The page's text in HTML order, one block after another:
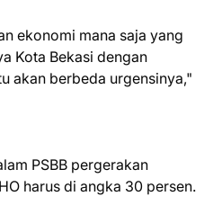
ekonomi mana saja yang
Kota Bekasi dengan
akan berbeda urgensinya,"
PSBB pergerakan
harus di angka 30 persen.